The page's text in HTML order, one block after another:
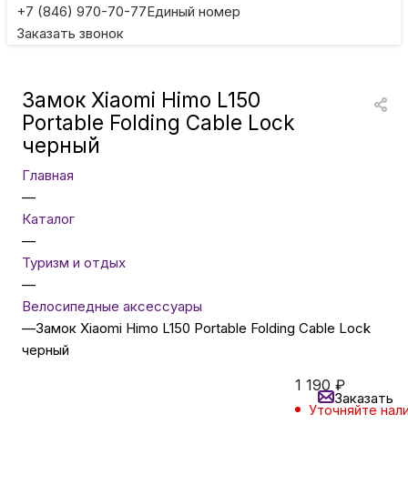
+7 (846) 970-70-77Единый номер
Заказать звонок
Умные кольца
Фототехника
ТВ и проекторы
Замок Xiaomi Himo L150
Portable Folding Cable Lock
черный
Главная
—
Каталог
—
Туризм и отдых
—
Велосипедные аксессуары
—Замок Xiaomi Himo L150 Portable Folding Cable Lock
черный
1 190 ₽
Уточняйте
Заказать